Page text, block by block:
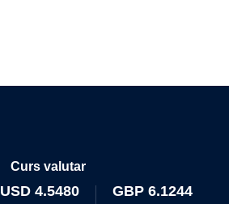
Curs valutar
USD 4.5480 GBP 6.1244